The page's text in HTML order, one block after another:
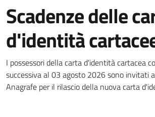
Scadenze delle
d'identità
Dettagli della notizia
I possessori della carta d'identità cartacea
successiva al 03 agosto 2026 sono invitati
Anagrafe per il rilascio della nuova carta